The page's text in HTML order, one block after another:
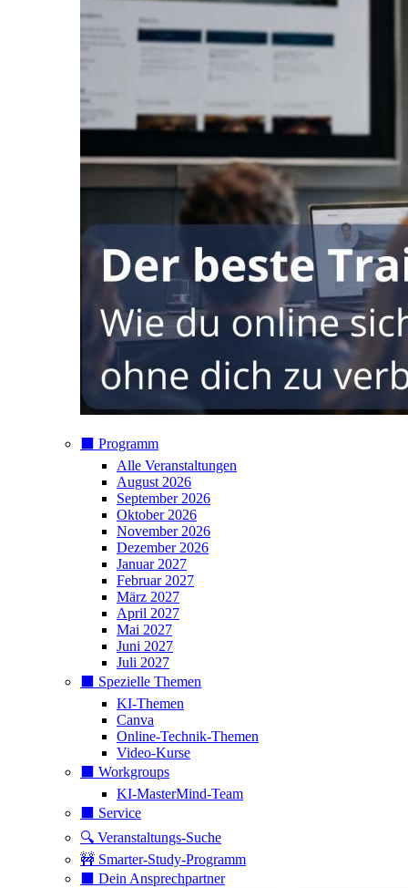
⬛️ Programm
Alle Veranstaltungen
August 2026
September 2026
Oktober 2026
November 2026
Dezember 2026
Januar 2027
Februar 2027
März 2027
April 2027
Mai 2027
Juni 2027
Juli 2027
⬛️ Spezielle Themen
KI-Themen
Canva
Online-Technik-Themen
Video-Kurse
⬛️ Workgroups
KI-MasterMind-Team
⬛️ Service
🔍 Veranstaltungs-Suche
🚧 Smarter-Study-Programm
⬛️ Dein Ansprechpartner